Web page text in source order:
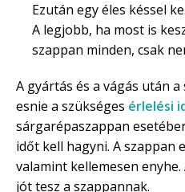
Ezután egy éles késsel
A legjobb, ha most is
szappan minden, csak
A gyártás és a vágás után
esnie a szükséges érlelési
sárgarépaszappan
időt kell hagyni. A szappan
valamint kellemesen
jót tesz a szappannak.